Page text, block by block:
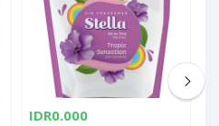
IDR0.000